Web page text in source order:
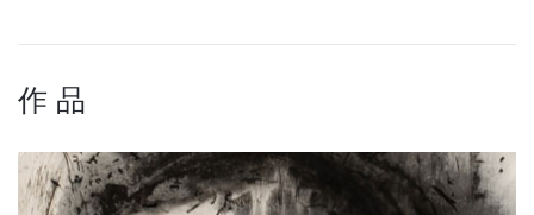
作 品